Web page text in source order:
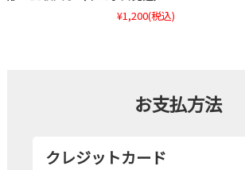
¥1,200(税込)
お支払方法
クレジットカード